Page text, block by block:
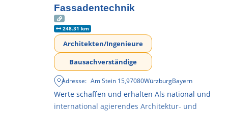
Fassadentechnik
248.31 km
Architekten/Ingenieure
Bausachverständige
Adresse: Am Stein 15,97080WürzburgBayern
Werte schaffen und erhalten Als national und
international agierendes Architektur- und